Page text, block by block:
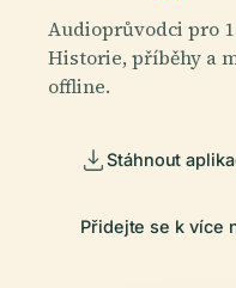
Audioprůvodci pro 1
Historie, příběhy a
offline.
Stáhnout
Přidejte se k více